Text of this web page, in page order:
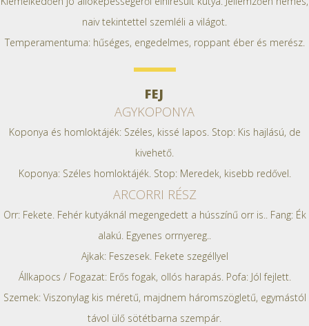
naiv tekintettel szemléli a világot.
Temperamentuma: hűséges, engedelmes, roppant éber és merész.
FEJ
AGYKOPONYA
Koponya és homloktájék: Széles, kissé lapos. Stop: Kis hajlású, de
kivehető.
Koponya: Széles homloktájék. Stop: Meredek, kisebb redővel.
ARCORRI RÉSZ
Orr: Fekete. Fehér kutyáknál megengedett a hússzínű orr is.. Fang: Ék
alakú. Egyenes orrnyereg..
Ajkak: Feszesek. Fekete szegéllyel
Állkapocs / Fogazat: Erős fogak, ollós harapás. Pofa: Jól fejlett.
Szemek: Viszonylag kis méretű, majdnem háromszögletű, egymástól
távol ülő sötétbarna szempár.